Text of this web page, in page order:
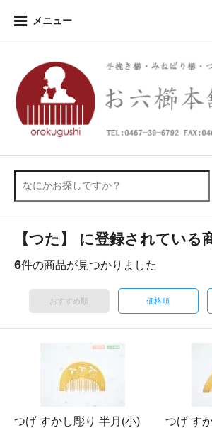
メニュー
【つた】 に登録されている
6件の商品が見つかりました
おすすめ順 価格順
つげ すかし彫り 半月(小)
つげ す